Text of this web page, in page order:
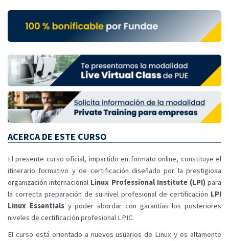
ACERCA DE ESTE CURSO
El presente curso oficial, impartido en formato online, constituye el
itinerario formativo y de certificación diseñado por la prestigiosa
organización internacional Linux Professional Institute (LPI)para
la correcta preparación de su nivel profesional de certificación LPI
Linux Essentialsy poder abordar con garantías los posteriores
niveles de certificación profesional LPIC.
El curso está orientado a nuevos usuarios de Linux y es altamente